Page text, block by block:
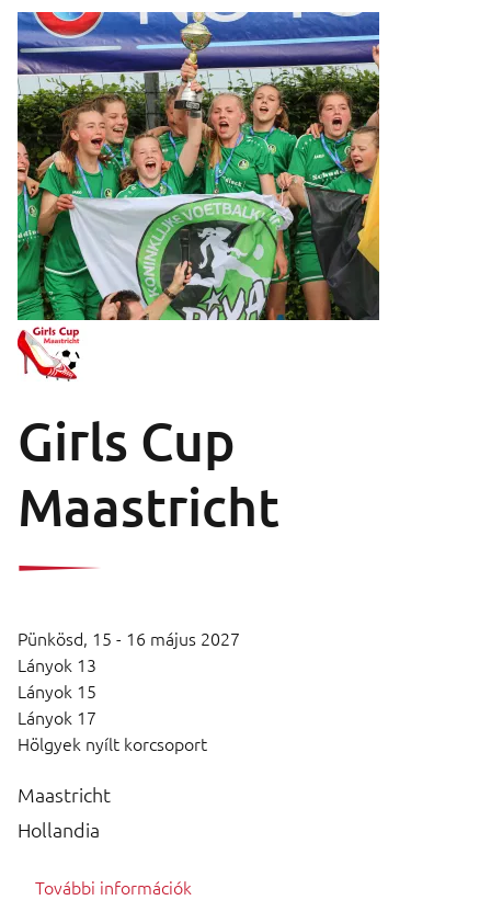
Girls Cup
Maastricht
Pünkösd, 15 - 16 május 2027
Lányok 13
Lányok 15
Lányok 17
Hölgyek nyílt korcsoport
Maastricht
Hollandia
További információk